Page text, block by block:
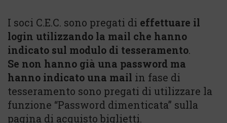
I soci C.E.C. sono pregati di effettuare il
login utilizzando la mail che hanno
indicato sul modulo di tesseramento.
Se non hanno già una password ma
hanno indicato una mail in fase di
tesseramento sono pregati di utilizzare la
funzione “Password dimenticata” sulla
pagina di acquisto biglietti.